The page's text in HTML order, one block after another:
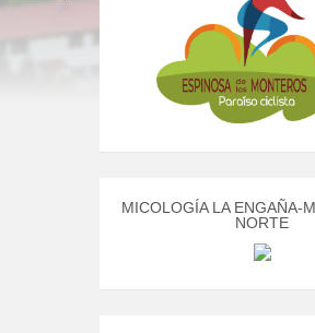
MICOLOGÍA LA ENGAÑA-
NORTE